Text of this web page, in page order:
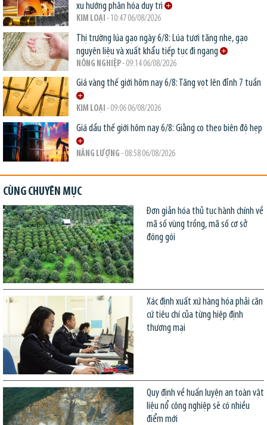
xu hướng phân hóa duy trì
KIM LOẠI - 10:47 06/08/2026
Thị trường lúa gạo ngày 6/8: Lúa tươi tăng nhẹ, gạo
nguyên liệu và xuất khẩu tiếp tục đi ngang
NÔNG NGHIỆP- 09:14 06/08/2026
Giá vàng thế giới hôm nay 6/8: Tăng vọt lên đỉnh 7 tuần
KIM LOẠI - 09:06 06/08/2026
Giá dầu thế giới hôm nay 6/8: Giằng co theo biên độ hẹp
NĂNG LƯỢNG - 08:58 06/08/2026
CÙNG CHUYÊN MỤC
Đơn giản hóa thủ tục hành chính về
mã số vùng trồng, mã số cơ sở
đóng gói
Xác định xuất xứ hàng hóa phải căn
cứ tiêu chí của từng hiệp định
thương mại
Quy định về huấn luyện an toàn vật
liệu nổ công nghiệp sẽ có nhiều
điểm mới